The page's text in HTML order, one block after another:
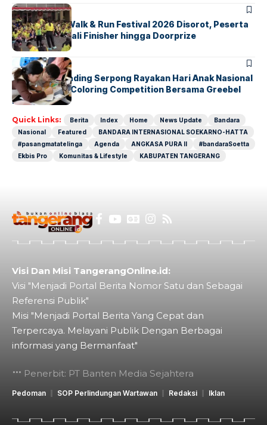
BERITAINDEX
Tangsel Fun Walk & Run Festival 2026 Disorot, Peserta
Keluhkan Medali Finisher hingga Doorprize
BERITAINDEX
Atria Hotel Gading Serpong Rayakan Hari Anak Nasional
Lewat Family Coloring Competition Bersama Greebel
Indonesia
Quick Links: Berita Index Home News Update
Bandara
Nasional
Featured
BANDARA INTERNASIONAL SOEKARNO-HATTA
#pasangmatatelinga
Agenda ANGKASA PURA II
#bandaraSoetta
Ekbis Pro
Komunitas & Lifestyle KABUPATEN TANGERANG
Visi Dan Misi TangerangOnline.id:
Visi "Menjadi Portal Berita Nomor Satu dan Sebagai
Referensi Publik"
Misi "Menjadi Portal Berita Yang Cepat dan
Terpercaya. Melayani Publik Dengan Berbagai
informasi yang Bermanfaat"
Penerbit: PT Banten Media Sejahtera
Pedoman SOP Perlindungan Wartawan Redaksi Iklan